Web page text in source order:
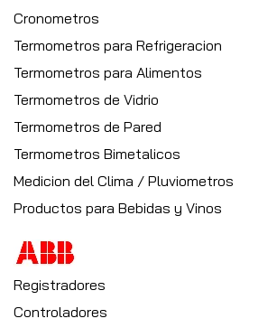
Cronometros
Termometros para Refrigeracion
Termometros para Alimentos
Termometros de Vidrio
Termometros de Pared
Termometros Bimetalicos
Medicion del Clima / Pluviometros
Productos para Bebidas y Vinos
Registradores
Controladores